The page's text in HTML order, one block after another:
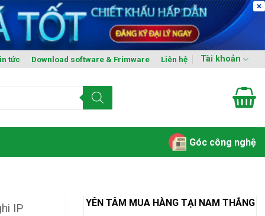
tức Download software & Frimware Liên hệ Tài khoản
Góc công nghệ
IP YÊN TÂM MUA HÀNG TẠI NAM THẮNG